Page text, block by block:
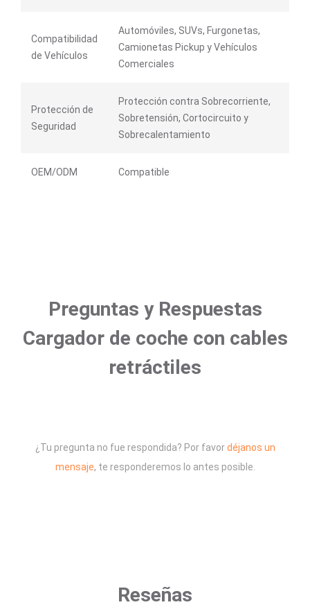
Compatibilidad
de Vehículos
Automóviles, SUVs, Furgonetas,
Camionetas Pickup y Vehículos
Comerciales
Protección de
Seguridad
Protección contra Sobrecorriente,
Sobretensión, Cortocircuito y
Sobrecalentamiento
OEM/ODM Compatible
Preguntas y Respuestas
Cargador de coche con cables
retráctiles
¿Tu pregunta no fue respondida? Por favordéjanos un
mensaje, te responderemos lo antes posible.
Reseñas